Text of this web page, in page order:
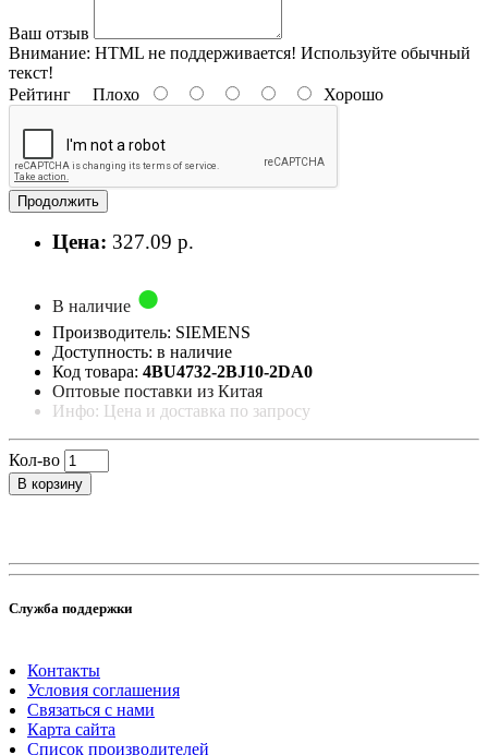
Ваш отзыв
Внимание: HTML не поддерживается! Используйте обычный
текст!
Рейтинг Плохо Хорошо
Продолжить
Цена: 327.09 р.
В наличие
Производитель: SIEMENS
Доступность: в наличие
Код товара: 4BU4732-2BJ10-2DA0
Оптовые поставки из Китая
Инфо: Цена и доставка по запросу
Кол-во
В корзину
Служба поддержки
Контакты
Условия соглашения
Связаться с нами
Карта сайта
Список производителей